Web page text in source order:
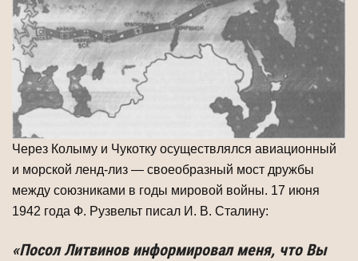
Через Колыму и Чукотку осуществлялся авиационный
и морской ленд-лиз — своеобразный мост дружбы
между союзниками в годы мировой войны. 17 июня
1942 года Ф. Рузвельт писал И. В. Сталину:
«Посол Литвинов информировал меня, что Вы